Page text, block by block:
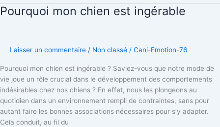
Pourquoi mon chien est ingérable
Laisser un commentaire / Non classé / Cani-Emotion-76
Pourquoi mon chien est ingérable ? Saviez-vous que notre mode de
vie joue un rôle crucial dans le développement des comportements
indésirables chez nos chiens ? En effet, nous les plongeons au
quotidien dans un environnement rempli de contraintes, sans pour
autant faire les bonnes associations nécessaires pour s’y adapter.
Cela conduit, au fil du
Pourquoi
ingérable